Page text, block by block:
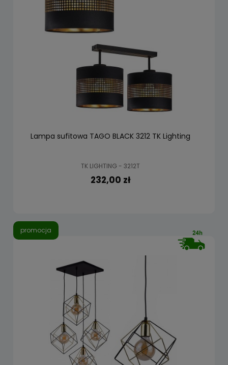
Lampa sufitowa TAGO BLACK 3212 TK Lighting
TK LIGHTING - 3212T
232,00 zł
promocja